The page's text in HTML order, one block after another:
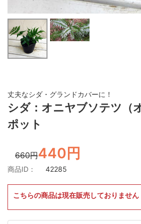
丈夫なシダ・グランドカバーに！
シダ：オニヤブソテツ（
ポット
660円440円
商品ID： 42285
こちらの商品は現在販売しておりません